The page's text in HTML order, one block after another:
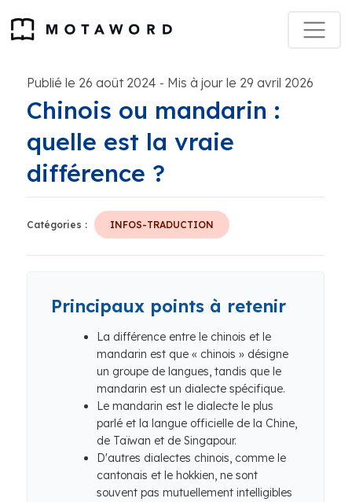
Publié le 26 août 2024 - Mis à jour le 29 avril 2026
Chinois ou mandarin :
quelle est la vraie
différence ?
Catégories : INFOS-TRADUCTION
Principaux points à retenir
La différence entre le chinois et le
mandarin est que « chinois » désigne
un groupe de langues, tandis que le
mandarin est un dialecte spécifique.
Le mandarin est le dialecte le plus
parlé et la langue officielle de la Chine,
de Taïwan et de Singapour.
D'autres dialectes chinois, comme le
cantonais et le hokkien, ne sont
souvent pas mutuellement intelligibles